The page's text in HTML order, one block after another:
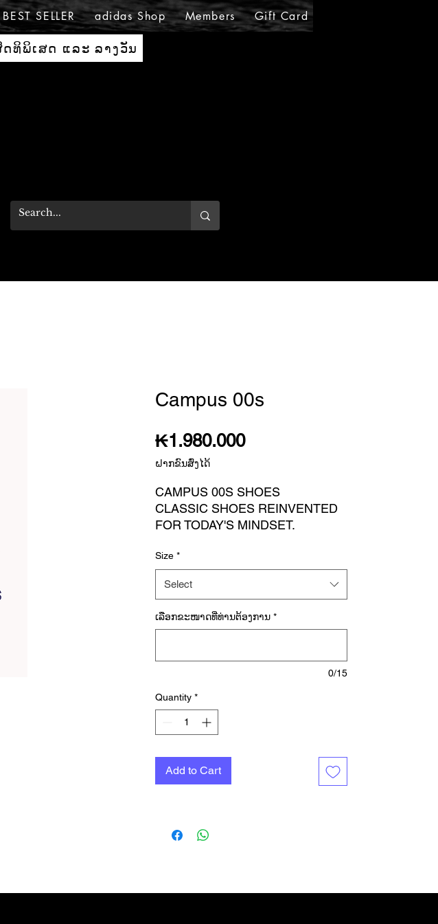
SELLER adidas Shop Members Gift Card
ທິພິເສດ ແລະ ລາງວັນ
Campus 00s
₭1.980.000Price
ຝາກຂົນສົ່ງໄດ້
CAMPUS 00S SHOES
CLASSIC SHOES REINVENTED
FOR TODAY'S MINDSET.
People are getting bolder. Inspired
by the current mindset, these
shoes remix the iconic adidas
that fits today's style and culture.
Classic 3-Stripes paired with Y2K
identity for you to define.
Size *
Select
ເລືອກ​ຂະ​ໜາດ​ທີ່​ທ່ານ​ຕ້ອງ​ການ *
0/15
Quantity *
Add to Cart